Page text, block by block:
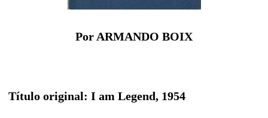
Por ARMANDO BOIX
Título original: I am Legend, 1954